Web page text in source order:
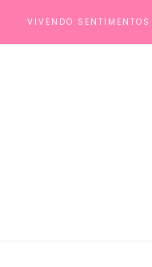
VIVENDO SENTIMENTOS